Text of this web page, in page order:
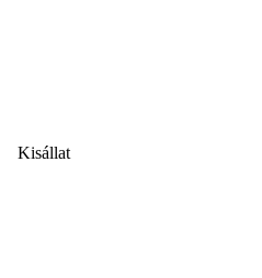
Kisállat